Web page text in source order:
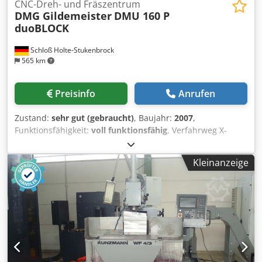
Schloß Holte-Stukenbrock
565 km
CNC-Dreh- und Fräszentrum
DMG Gildemeister DMU 160 P
duoBLOCK
Preisinfo Anrufen
Zustand: sehr gut (gebraucht), Baujahr: 2007,
Funktionsfähigkeit: voll funktionsfähig, Verfahrweg X-
, Verfahrweg Y-Achse:
Verfahrweg Z-Achse:1’000 mm, Bearbeitungszentrum
vertikal Hersteller: DMG Typ: DMU 160 P duoBLOCK
Chedpfx Abezhufhe Uea Baujahr: 2007 Steuerung:
Heidenhain ITNC 530 Achsen: 5-Achsen Simultan
Verfahrwege X: 1600 mm Y: 1250 mm Z: 1000 mm
Werkzeugwechsler: 60 Werkzeugplätze Drehzahl: 18.000
U/min - HSK 63 - Messtaster - Werkzeugvermessung Blum
Laser - Kühlmittelbehälter 980 Liter - IKZ 40 Bar -
Späneförderer - Elektronisches Handrad - Betriebart 4 -
Kleinanzeige